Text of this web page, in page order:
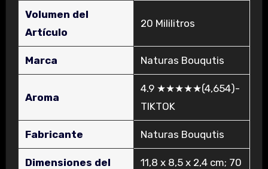
Volumen del
Artículo
‎20 Mililitros
Marca ‎Naturas Bouqutis
Aroma
‎4.9 ★★★★★(4,654)-
TIKTOK
Fabricante ‎Naturas Bouqutis
Dimensiones del
‎11,8 x 8,5 x 2,4 cm; 70